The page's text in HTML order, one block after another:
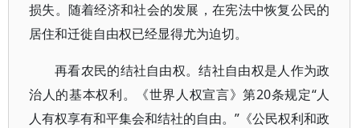
损失。随着经济和社会的发展，在宪法中恢复公民的
居住和迁徙自由权已经显得尤为迫切。
再看农民的结社自由权。结社自由权是人作为政
治人的基本权利。《世界人权宣言》第20条规定“人
人有权享有和平集会和结社的自由。”《公民权利和政